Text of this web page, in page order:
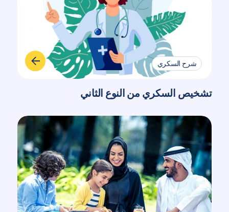
شرح السكري
تشخيص السكري من النوع الثاني